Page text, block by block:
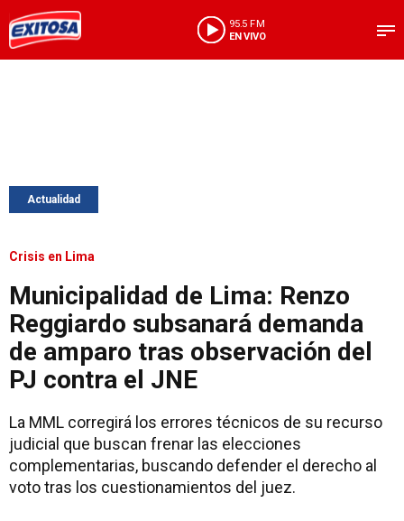
95.5 FM
EN VIVO
Actualidad
Crisis en Lima
Municipalidad de Lima: Renzo
Reggiardo subsanará demanda
de amparo tras observación del
PJ contra el JNE
La MML corregirá los errores técnicos de su recurso
judicial que buscan frenar las elecciones
complementarias, buscando defender el derecho al
voto tras los cuestionamientos del juez.